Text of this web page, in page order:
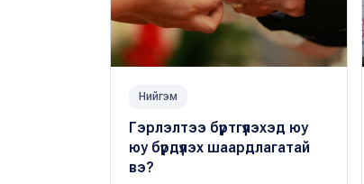
Нийгэм
Гэрлэлтээ бүртгүүлэхэд юу
юу бүрдүүлэх шаардлагатай
вэ?